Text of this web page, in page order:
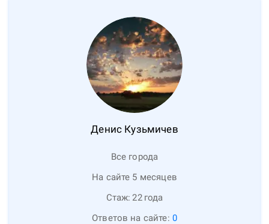
Денис Кузьмичев
Все города
На сайте 5 месяцев
Стаж: 22 года
Ответов на сайте: 0